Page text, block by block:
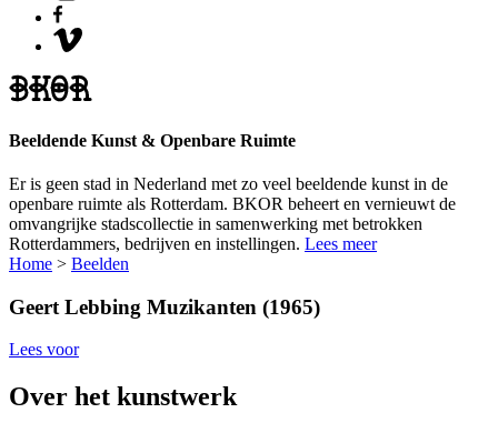
Beeldende Kunst & Openbare Ruimte
Er is geen stad in Nederland met zo veel beeldende kunst in de
openbare ruimte als Rotterdam. BKOR beheert en vernieuwt de
omvangrijke stadscollectie in samenwerking met betrokken
Rotterdammers, bedrijven en instellingen. Lees meer
Home > Beelden
Geert Lebbing Muzikanten (1965)
Lees voor
Over het kunstwerk